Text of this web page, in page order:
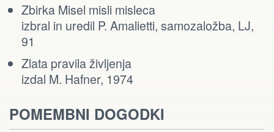
Zbirka Misel misli misleca
izbral in uredil P. Amalietti, samozaložba, LJ,
91
Zlata pravila življenja
izdal M. Hafner, 1974
POMEMBNI DOGODKI